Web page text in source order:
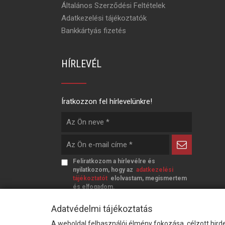
Általános Szerződési Feltételek
Adatkezelési tájékoztatók
Bankkártyás fizetés
HÍRLEVÉL
Íratkozzon fel hírlevelünkre!
Feliratkozom a hírlevélre és
nyilatkozom, hogy azadatkezelési
tájékoztatót elolvastam, megismertem
és elfogadom.
Adatvédelmi tájékoztatás